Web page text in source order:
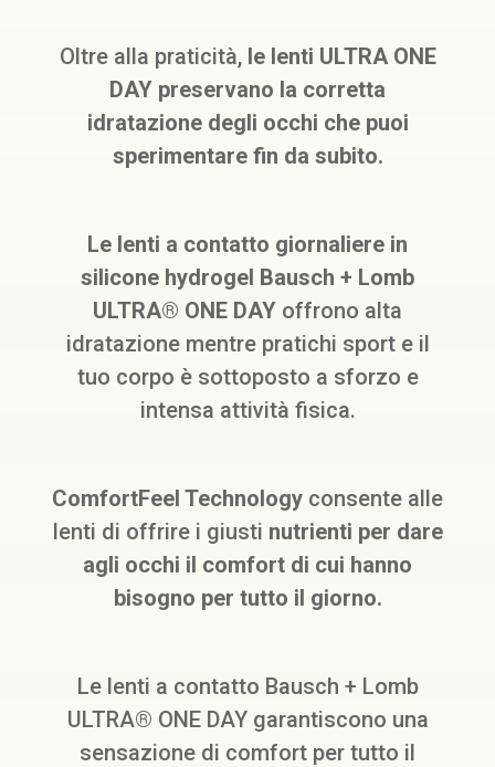
Oltre alla praticità,le lenti ULTRA ONE
DAY preservano la corretta
idratazione degli occhi che puoi
sperimentare fin da subito.
Le lenti a contatto giornaliere in
silicone hydrogel Bausch + Lomb
ULTRA® ONE DAY offrono alta
idratazione mentre pratichi sport e il
tuo corpo è sottoposto a sforzo e
intensa attività fisica.
ComfortFeel Technology consente alle
lenti di offrire i giusti nutrienti per dare
agli occhi il comfort di cui hanno
bisogno per tutto il giorno.
Le lenti a contatto Bausch + Lomb
ULTRA® ONE DAY garantiscono una
sensazione di comfort per tutto il